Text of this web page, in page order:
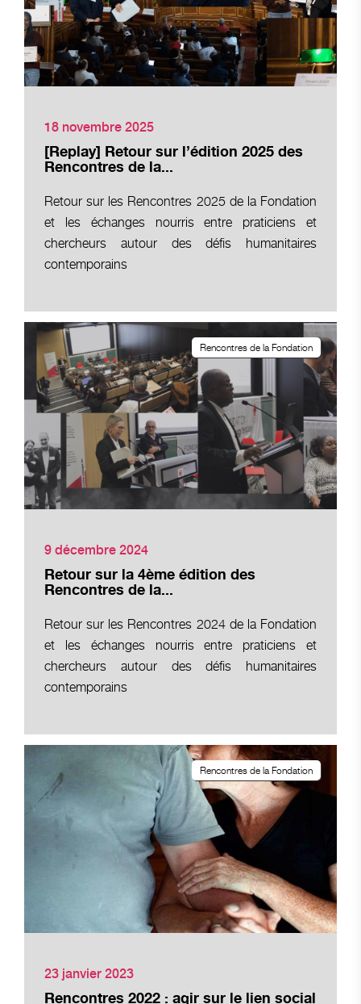
18 novembre 2025
[Replay] Retour sur l’édition 2025 des
Rencontres de la...
Retour sur les Rencontres 2025 de la Fondation
et les échanges nourris entre praticiens et
chercheurs autour des défis humanitaires
contemporains
9 décembre 2024
Retour sur la 4ème édition des
Rencontres de la...
Rencontres de la Fondation
Retour sur les Rencontres 2024 de la Fondation
et les échanges nourris entre praticiens et
chercheurs autour des défis humanitaires
contemporains
23 janvier 2023
Rencontres 2022 : agir sur le lien social
Rencontres de la Fondation